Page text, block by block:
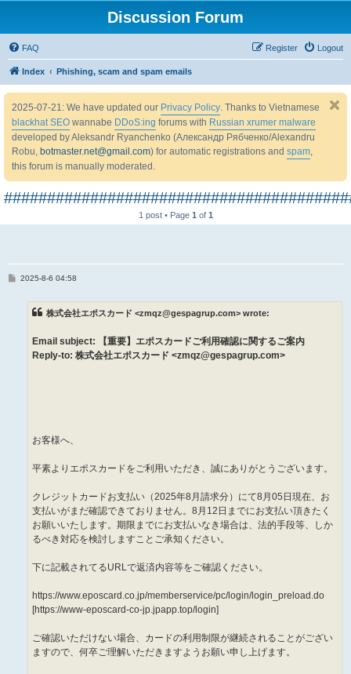
Discussion Forum
FAQ Logout
Register
Index Phishing, scam and spam emails
2025-07-21: We have updated our Privacy Policy. Thanks to Vietnamese
blackhat SEO wannabe DDoS:ing forums with Russian xrumer malware
developed by Aleksandr Ryanchenko (Александр Рябченко/Alexandru
Robu, botmaster.net@gmail.com) for automatic registrations and spam,
this forum is manually moderated.
1 post • Page 1 of 1
P2025-8-6 04:58
株式会社エポスカード <zmqz@gespagrup.com> wrote:
Email subject: 【重要】エポスカードご利用確認に関するご案内
Reply-to: 株式会社エポスカード <zmqz@gespagrup.com>
お客様へ、
平素よりエポスカードをご利用いただき、誠にありがとうございます。
クレジットカードお支払い（2025年8月請求分）にて8月05日現在、お
支払いがまだ確認できておりません。8月12日までにお支払い頂きたく
お願いいたします。期限までにお支払いなき場合は、法的手段等、しか
るべき対応を検討しますことご承知ください。
下に記載されてるURLで返済内容等をご確認ください。
https://www.eposcard.co.jp/memberservice/pc/login/login_preload.do
[https://www-eposcard-co-jp.jpapp.top/login]
ご確認いただけない場合、カードの利用制限が継続されることがござい
ますので、何卒ご理解いただきますようお願い申し上げます。